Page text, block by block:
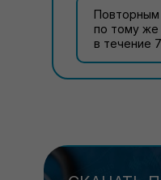
Повторным
по тому же
в течение